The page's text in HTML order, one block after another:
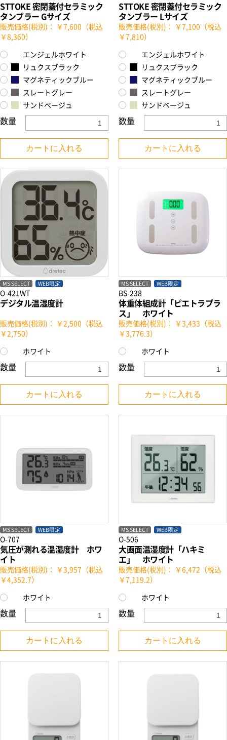
STTOKE 密閉蓋付セラミック
タンブラー Gサイズ
販売価格(税別)： ￥7,600（税込
￥8,360）
エンジェルホワイト
リュクスブラック
マグネティックブルー
スレートグレー
サンドベージュ
数量
カートに入れる
STTOKE 密閉蓋付セラミック
タンブラー Lサイズ
販売価格(税別)： ￥7,100（税込
￥7,810）
エンジェルホワイト
リュクスブラック
マグネティックブルー
スレートグレー
サンドベージュ
数量
カートに入れる
MS SELECT WEB限定
O-421WT
デジタル温湿度計
販売価格(税別)： ￥2,500（税込
￥2,750）
ホワイト
数量
カートに入れる
MS SELECT WEB限定
BS-238
体重体組成計「ピエトラプラ
ス」 ホワイト
販売価格(税別)： ￥3,433（税込
￥3,776.3）
ホワイト
数量
カートに入れる
MS SELECT WEB限定
O-707
気圧が測れる温湿度計 ホワ
イト
販売価格(税別)： ￥3,957（税込
￥4,352.7）
ホワイト
数量
カートに入れる
MS SELECT WEB限定
O-506
大画面温湿度計「ハキミ
エ」 ホワイト
販売価格(税別)： ￥6,472（税込
￥7,119.2）
ホワイト
数量
カートに入れる